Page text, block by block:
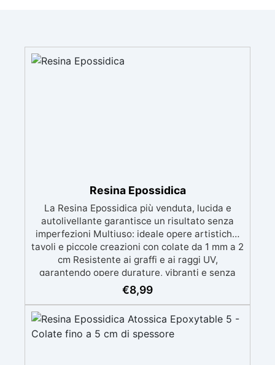
Resina Epossidica
La Resina Epossidica più venduta, lucida e
autolivellante garantisce un risultato senza
imperfezioni Multiuso: ideale opere artistiche,
tavoli e piccole creazioni con colate da 1 mm a 2
cm Resistente ai graffi e ai raggi UV,
garantendo opere durature, vibranti e senza
ingiallimenti nel tempo Bassa viscosità e
formula anti-bolle per risultati impeccabili,
Certificata Atossica post catalisi per contatto
con la pelle, BPA free e VoC Free
€8,99